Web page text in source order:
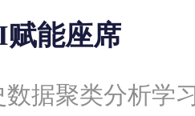
能座席
数据聚类分析学